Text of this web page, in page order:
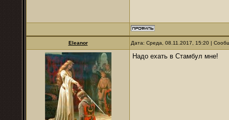
Eleanor Дата: Среда, 08.11.2017, 15:20 |
Надо ехать в Стамбул мне!